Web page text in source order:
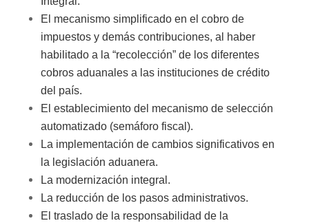
El mecanismo simplificado en el cobro de
impuestos y demás contribuciones, al haber
habilitado a la “recolección” de los diferentes
cobros aduanales a las instituciones de crédito
del país.
El establecimiento del mecanismo de selección
automatizado (semáforo fiscal).
La implementación de cambios significativos en
la legislación aduanera.
La modernización integral.
La reducción de los pasos administrativos.
El traslado de la responsabilidad de la